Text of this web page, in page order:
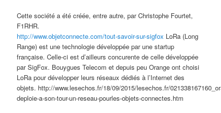
Cette société a été créée, entre autre, par Christophe Fourtet,
F1RHR.
http://www.objetconnecte.com/tout-savoir-sur-sigfox LoRa (Long
Range) est une technologie développée par une startup
française. Celle-ci est d’ailleurs concurente de celle développée
par SigFox. Bouygues Telecom et depuis peu Orange ont choisi
LoRa pour développer leurs réseaux dédiés à l’Internet des
objets. http://www.lesechos.fr/18/09/2015/lesechos.fr/
deploie-a-son-tour-un-reseau-pourles-objets-connectes.htm